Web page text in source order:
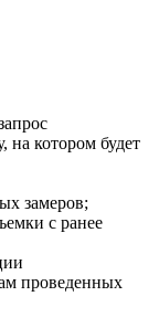
на котором будет
замеров;
с ранее
проведенных